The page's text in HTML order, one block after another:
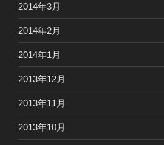
2014年3月
2014年2月
2014年1月
2013年12月
2013年11月
2013年10月